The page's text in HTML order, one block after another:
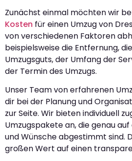
Zunächst einmal möchten wir
Kosten für einen Umzug von
von verschiedenen Faktoren
beispielsweise die Entfernung,
Umzugsguts, der Umfang der
der Termin des Umzugs.
Unser Team von erfahrenen
dir bei der Planung und
zur Seite. Wir bieten individuell
Umzugspakete an, die genau
und Wünsche abgestimmt sind.
großen Wert auf einen